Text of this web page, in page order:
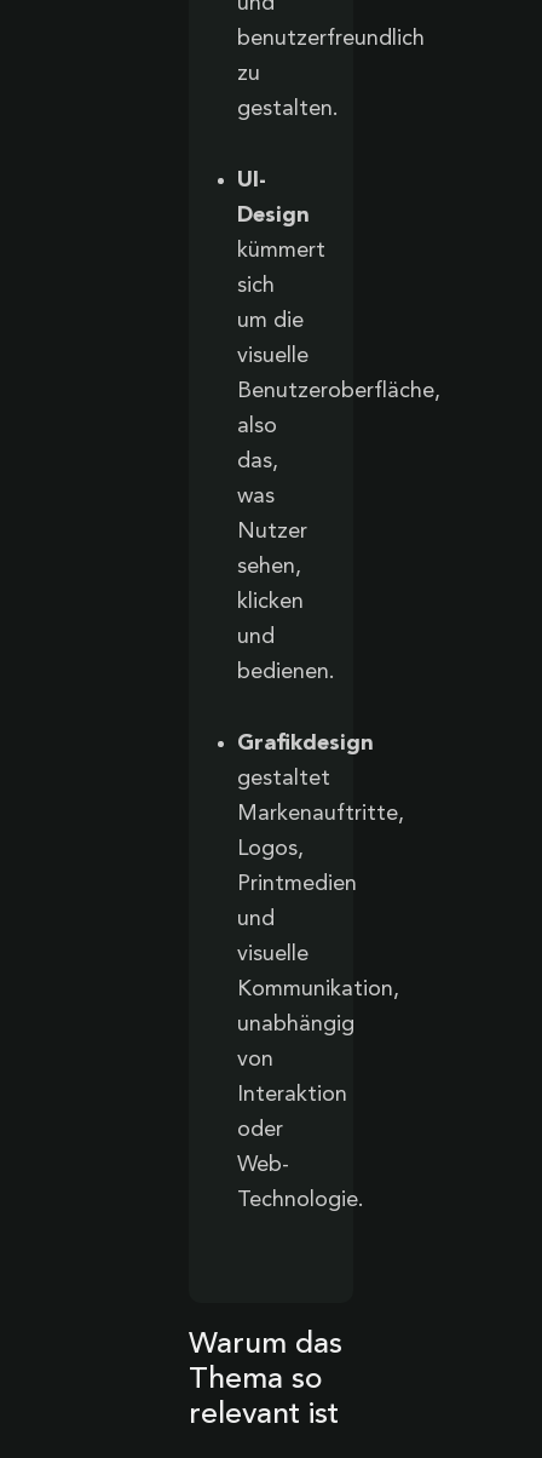
benutzerfreundlich
zu
gestalten.
UI-
Design
kümmert
sich
um die
visuelle
Benutzeroberfläche,
also
das,
was
Nutzer
sehen,
klicken
und
bedienen.
Grafikdesign
gestaltet
Markenauftritte,
Logos,
Printmedien
und
visuelle
Kommunikation,
unabhängig
von
Interaktion
oder
Web-
Technologie.
Warum das
Thema so
relevant ist